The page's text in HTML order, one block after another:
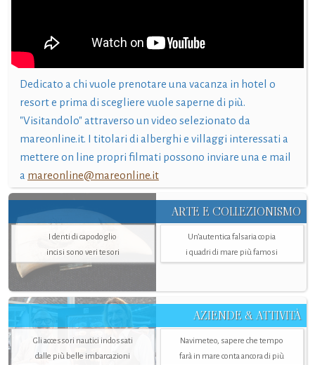
Dedicato a chi vuole prenotare una vacanza in hotel o
resort e prima di scegliere vuole saperne di più.
"Visitandolo" attraverso un video selezionato da
mareonline.it. I titolari di alberghi e villaggi interessati a
mettere on line propri filmati possono inviare una e mail
a mareonline@mareonline.it
ARTE E COLLEZIONISMO
I denti di capodoglio
incisi sono veri tesori
Un’autentica falsaria copia
i quadri di mare più famosi
AZIENDE & ATTIVITÀ
Gli accessori nautici indossati
dalle più belle imbarcazioni
Navimeteo, sapere che tempo
farà in mare conta ancora di più